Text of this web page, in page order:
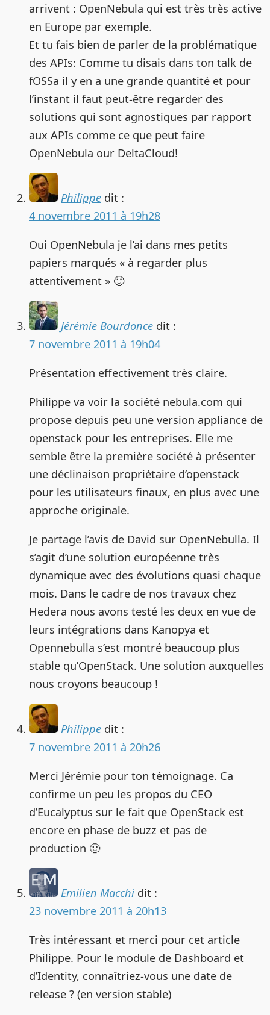
arrivent : OpenNebula qui est très très active
en Europe par exemple.
Et tu fais bien de parler de la problématique
des APIs: Comme tu disais dans ton talk de
fOSSa il y en a une grande quantité et pour
l’instant il faut peut-être regarder des
solutions qui sont agnostiques par rapport
aux APIs comme ce que peut faire
OpenNebula our DeltaCloud!
Philippe dit :
4 novembre 2011 à 19h28
Oui OpenNebula je l’ai dans mes petits
papiers marqués « à regarder plus
attentivement » 🙂
Jérémie Bourdonce dit :
7 novembre 2011 à 19h04
Présentation effectivement très claire.
Philippe va voir la société nebula.com qui
propose depuis peu une version appliance de
openstack pour les entreprises. Elle me
semble être la première société à présenter
une déclinaison propriétaire d’openstack
pour les utilisateurs finaux, en plus avec une
approche originale.
Je partage l’avis de David sur OpenNebulla. Il
s’agit d’une solution européenne très
dynamique avec des évolutions quasi chaque
mois. Dans le cadre de nos travaux chez
Hedera nous avons testé les deux en vue de
leurs intégrations dans Kanopya et
Opennebulla s’est montré beaucoup plus
stable qu’OpenStack. Une solution auxquelles
nous croyons beaucoup !
Philippe dit :
7 novembre 2011 à 20h26
Merci Jérémie pour ton témoignage. Ca
confirme un peu les propos du CEO
d’Eucalyptus sur le fait que OpenStack est
encore en phase de buzz et pas de
production 🙂
Emilien Macchi dit :
23 novembre 2011 à 20h13
Très intéressant et merci pour cet article
Philippe. Pour le module de Dashboard et
d’Identity, connaîtriez-vous une date de
release ? (en version stable)